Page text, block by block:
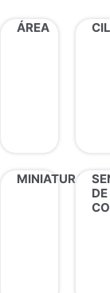
ÁREA
MINIATURA
DE